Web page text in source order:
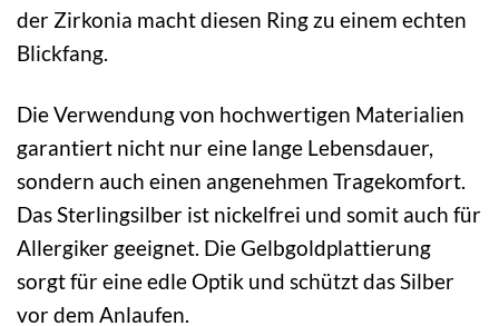
der Zirkonia macht diesen Ring zu einem echten
Blickfang.
Die Verwendung von hochwertigen Materialien
garantiert nicht nur eine lange Lebensdauer,
sondern auch einen angenehmen Tragekomfort.
Das Sterlingsilber ist nickelfrei und somit auch für
Allergiker geeignet. Die Gelbgoldplattierung
sorgt für eine edle Optik und schützt das Silber
vor dem Anlaufen.